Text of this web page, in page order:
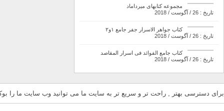
مجموعه کتابهای میرداماد
تاریخ : 26 / آگوست / 2018
کتاب جواهر الاسرار جفر جامع ۱و۲
تاریخ : 26 / آگوست / 2018
کتاب جامع الفوائد فی اسرار المقاصد
تاریخ : 26 / آگوست / 2018
برای دسترسی بهتر , راحت تر و سریع تر به سایت ما می توانید وب سایت ما را